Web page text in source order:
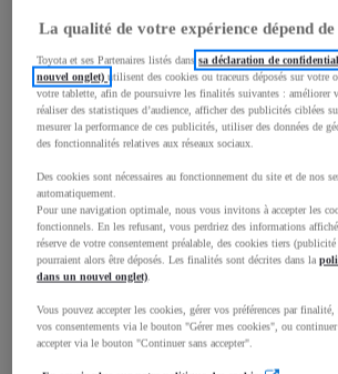
Longueur
3 700 mm
Hauteur
1 510
Largeur
1 740mm
La qualité de votre expérience dépend
Toyota et ses Partenaires listés danssa déclaration de
nouvel onglet)utilisent des cookies ou traceurs déposés sur votre
votre tablette, afin de poursuivre les finalités suivantes : améliorer
réaliser des statistiques d’audience, afficher des publicités ciblées
mesurer la performance de ces publicités, utiliser des données de
des fonctionnalités relatives aux réseaux sociaux.
Des cookies sont nécessaires au fonctionnement du site et de nos
automatiquement.
Pour une navigation optimale, nous vous invitons à accepter les
fonctionnels. En les refusant, vous perdriez des informations
réserve de votre consentement préalable, des cookies tiers
pourraient alors être déposés. Les finalités sont décrites dans la
dans un nouvel onglet).
Vous pouvez accepter les cookies, gérer vos préférences par
vos consentements via le bouton "Gérer mes cookies", ou
accepter via le bouton "Continuer sans accepter".